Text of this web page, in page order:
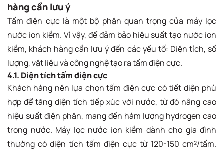
hàng cần lưu ý
Tấm điện cực là một bộ phận quan trọng của máy lọc
nước ion kiềm. Vì vậy, để đảm bảo hiệu suất tạo nước ion
kiềm, khách hàng cần lưu ý đến các yếu tố: Diện tích, số
lượng, vật liệu và công nghệ tạo ra tấm điện cực.
4.1. Diện tích tấm điện cực
Khách hàng nên lựa chọn tấm điện cực có tiết diện phù
hợp để tăng diện tích tiếp xúc với nước, từ đó nâng cao
hiệu suất điện phân, mang đến hàm lượng hydrogen cao
trong nước. Máy lọc nước ion kiềm dành cho gia đình
thường có diện tích tấm điện cực từ 120-150 cm²/tấm.